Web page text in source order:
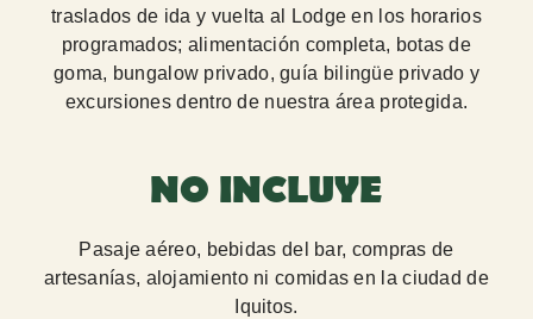
traslados de ida y vuelta al Lodge en los horarios
programados; alimentación completa, botas de
goma, bungalow privado, guía bilingüe privado y
excursiones dentro de nuestra área protegida.
NO INCLUYE
Pasaje aéreo, bebidas del bar, compras de
artesanías, alojamiento ni comidas en la ciudad de
Iquitos.